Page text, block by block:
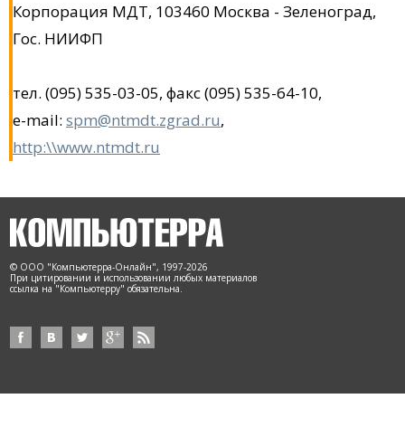
Корпорация МДТ, 103460 Москва - Зеленоград,
Гос. НИИФП
тел. (095) 535-03-05, факс (095) 535-64-10,
e-mail: spm@ntmdt.zgrad.ru,
http:\\www.ntmdt.ru
© ООО "Компьютерра-Онлайн", 1997-2026
При цитировании и использовании любых материалов
ссылка на "Компьютерру" обязательна.